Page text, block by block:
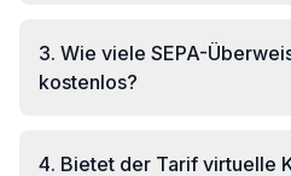
3. Wie viele SEPA-
kostenlos?
4. Bietet der Tarif virtuelle